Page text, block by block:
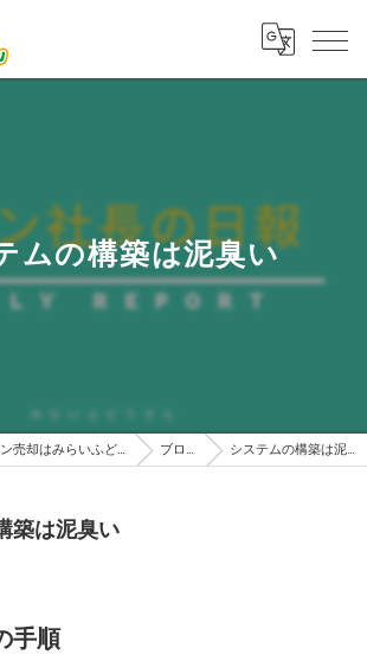
ムの構築は泥臭い
名古屋市のマンション売却はみらいふどうさん ブログ システムの構築は泥臭い
築は泥臭い
手順